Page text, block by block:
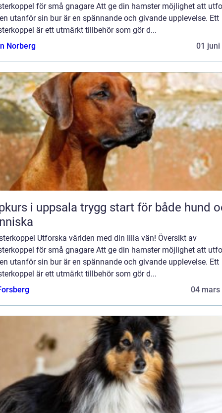
för små gnagare Att ge din hamster möjlighet att
utanför sin bur är en spännande och givande upplevelse. Ett
är ett utmärkt tillbehör som gör d...
Norberg
01 juni
uppsala trygg start för både hund och
Utforska världen med din lilla vän! Översikt av
för små gnagare Att ge din hamster möjlighet att
utanför sin bur är en spännande och givande upplevelse. Ett
är ett utmärkt tillbehör som gör d...
04 mars